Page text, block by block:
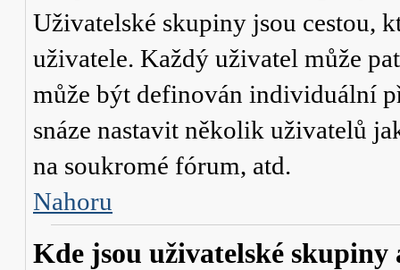
Uživatelské skupiny jsou cestou,
uživatele. Každý uživatel může
může být definován individuální
snáze nastavit několik uživatelů
na soukromé fórum, atd.
Nahoru
Kde jsou uživatelské